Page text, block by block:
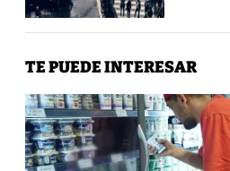
TE PUEDE INTERESAR